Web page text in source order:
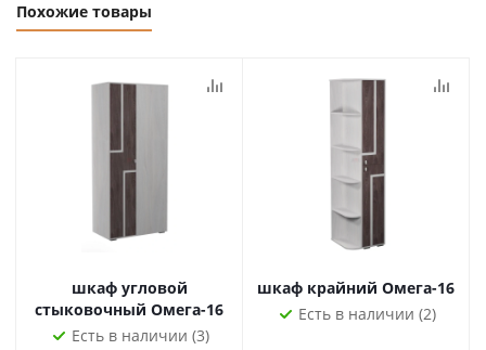
Похожие товары
шкаф угловой
стыковочный Омега-16
Есть в наличии (3)
шкаф крайний Омега-16
Есть в наличии (2)